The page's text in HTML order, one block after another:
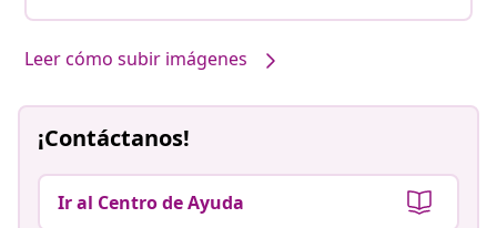
Leer cómo subir imágenes
¡Contáctanos!
Ir al Centro de Ayuda